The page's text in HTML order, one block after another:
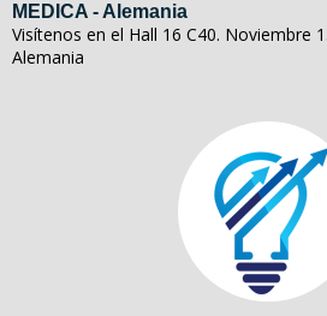
MEDICA - Alemania
Visítenos en el Hall 16 C40. Noviembre
Alemania